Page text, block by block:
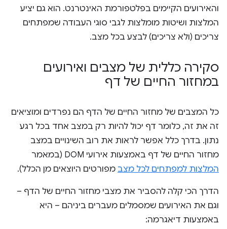
והאירועים הקיימים בפלטפורמת האינטרנט. הוא גם יציע
המלצות ושיטות מומלצות לגבי סוגי העבודה שמפתחים
צריכים (ולא צריכים) לבצע בכל מצב.
סקירה כללית של מצבים ואירועים
במחזור החיים של דף
כל המצבים של מחזור החיים של הדף הם נפרדים ומוציאים
זה את זה, כלומר דף יכול להיות רק במצב אחד בכל רגע
נתון. בדרך כלל אפשר לראות את רוב השינויים במצב
מחזור החיים של דף באמצעות אירועי DOM (במאמר
המלצות למפתחים לכל מצב מפורטים היוצאים מן הכלל).
הדרך הכי קלה להסביר את מצבי מחזור החיים של הדף –
וגם את האירועים שמסמלים מעברים ביניהם – היא
באמצעות דיאגרמה: